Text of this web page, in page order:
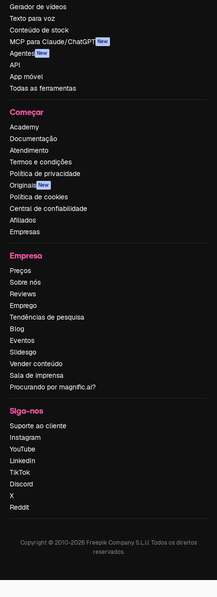
Gerador de vídeos
Texto para voz
Conteúdo de stock
MCP para Claude/ChatGPT New
Agentes New
API
App móvel
Todas as ferramentas
Começar
Academy
Documentação
Atendimento
Termos e condições
Política de privacidade
Originais New
Política de cookies
Central de confiabilidade
Afiliados
Empresas
Empresa
Preços
Sobre nós
Reviews
Emprego
Tendências de pesquisa
Blog
Eventos
Slidesgo
Vender conteúdo
Sala de imprensa
Procurando por magnific.ai?
Siga-nos
Suporte ao cliente
Instagram
YouTube
LinkedIn
TikTok
Discord
X
Reddit
Copyright © 2010-2026Freepik Company S.L.U. Todos os direitos
reservados.